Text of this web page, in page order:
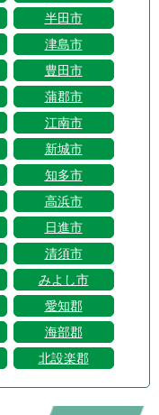
半田市
津島市
豊田市
蒲郡市
江南市
新城市
知多市
高浜市
日進市
清須市
みよし市
愛知郡
海部郡
北設楽郡